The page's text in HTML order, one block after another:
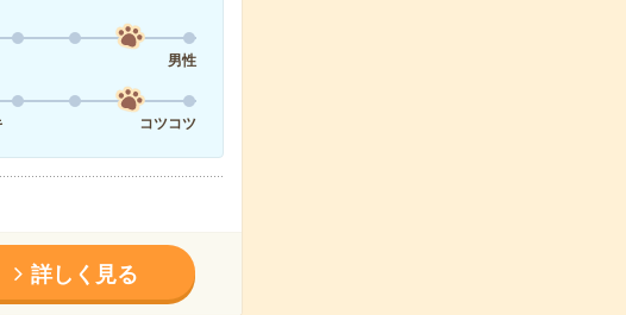
男性
コツコツ
詳しく見る